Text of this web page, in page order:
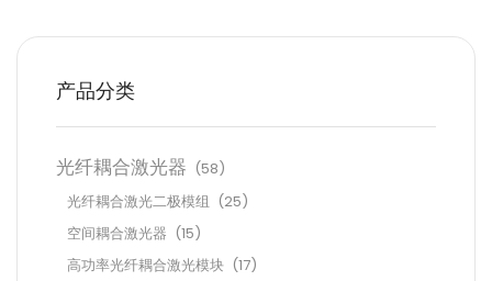
产品分类
光纤耦合激光器 (58)
光纤耦合激光二极模组 (25)
空间耦合激光器 (15)
高功率光纤耦合激光模块 (17)